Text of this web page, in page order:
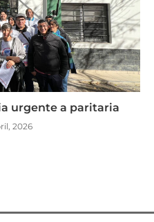
urgente a paritaria
2026